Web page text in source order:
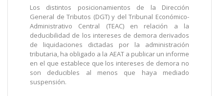
Los distintos posicionamientos de la Dirección
General de Tributos (DGT) y del Tribunal Económico-
Administrativo Central (TEAC) en relación a la
deducibilidad de los intereses de demora derivados
de liquidaciones dictadas por la administración
tributaria, ha obligado a la AEAT a publicar un informe
en el que establece que los intereses de demora no
son deducibles al menos que haya mediado
suspensión.